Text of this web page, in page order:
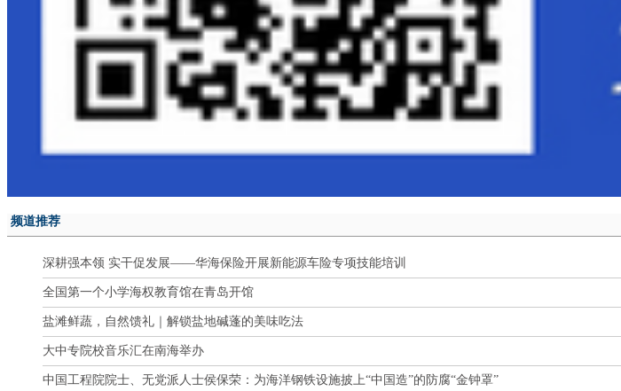
频道推荐
深耕强本领 实干促发展——华海保险开展新能源车险专项技能培训
全国第一个小学海权教育馆在青岛开馆
盐滩鲜蔬，自然馈礼｜解锁盐地碱蓬的美味吃法
大中专院校音乐汇在南海举办
中国工程院院士、无党派人士侯保荣：为海洋钢铁设施披上“中国造”的防腐“金钟罩”